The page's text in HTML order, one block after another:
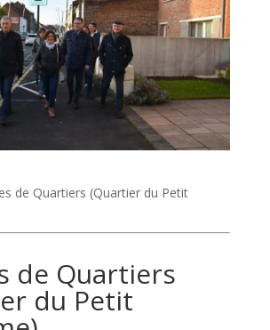
de Quartiers (Quartier du Petit
de Quartiers
du Petit